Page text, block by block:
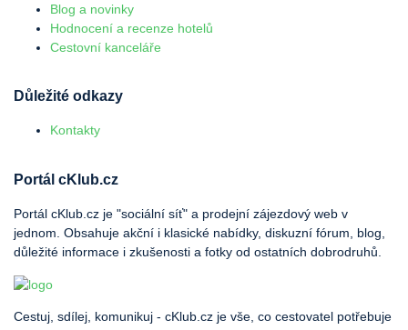
Blog a novinky
Hodnocení a recenze hotelů
Cestovní kanceláře
Důležité odkazy
Kontakty
Portál cKlub.cz
Portál cKlub.cz je "sociální síť" a prodejní zájezdový web v
jednom. Obsahuje akční i klasické nabídky, diskuzní fórum, blog,
důležité informace i zkušenosti a fotky od ostatních dobrodruhů.
Cestuj, sdílej, komunikuj - cKlub.cz je vše, co cestovatel potřebuje